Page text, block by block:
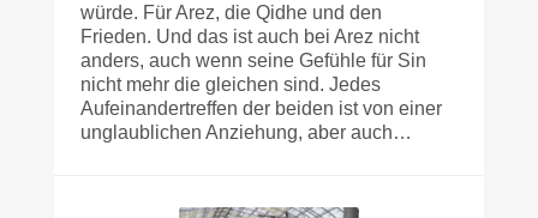
würde. Für Arez, die Qidhe und den
Frieden. Und das ist auch bei Arez nicht
anders, auch wenn seine Gefühle für Sin
nicht mehr die gleichen sind. Jedes
Aufeinandertreffen der beiden ist von einer
unglaublichen Anziehung, aber auch…